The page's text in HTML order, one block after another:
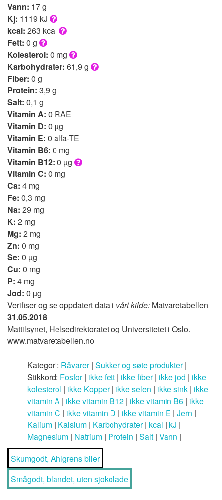
Vann: 17 g
Kj: 1119 kJ
kcal: 263 kcal
Fett: 0 g
Kolesterol: 0 mg
Karbohydrater: 61,9 g
Fiber: 0 g
Protein: 3,9 g
Salt: 0,1 g
Vitamin A: 0 RAE
Vitamin D: 0 µg
Vitamin E: 0 alfa-TE
Vitamin B6: 0 mg
Vitamin B12: 0 µg
Vitamin C: 0 mg
Ca: 4 mg
Fe: 0,3 mg
Na: 29 mg
K: 2 mg
Mg: 2 mg
Zn: 0 mg
Se: 0 µg
Cu: 0 mg
P: 4 mg
Jod: 0 µg
Verifiser og se oppdatert data i vårt kilde: Matvaretabellen
31.05.2018
Mattilsynet, Helsedirektoratet og Universitetet i Oslo.
www.matvaretabellen.no
Kategori: Råvarer| Sukker og søte produkter|
Stikkord: Fosfor| ikke fett | ikke fiber| ikke jod | ikke
kolesterol | ikke Kopper| ikke selen | ikke sink | ikke
vitamin A | ikke vitamin B12 | ikke vitamin B6 | ikke
vitamin C | ikke vitamin D | ikke vitamin E | Jern |
Kalium | Kalsium | Karbohydrater| kcal | kJ |
Magnesium | Natrium | Protein | Salt | Vann |
Skumgodt, Ahlgrens biler
Smågodt, blandet, uten sjokolade